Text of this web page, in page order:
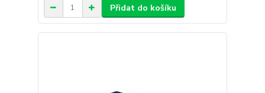
Přidat do košíku